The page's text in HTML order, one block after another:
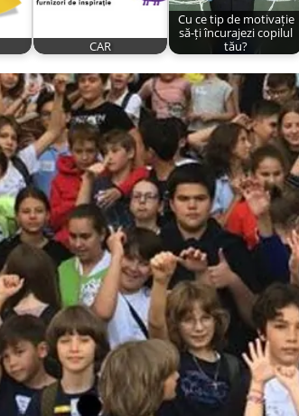
CAR
Cu ce tip de motivație
să-ți încurajezi copilul
tău?